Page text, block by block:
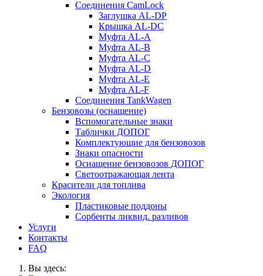
Соединения CamLock
Заглушка AL-DP
Крышка AL-DC
Муфта AL-A
Муфта AL-B
Муфта AL-C
Муфта AL-D
Муфта AL-E
Муфта AL-F
Соединения TankWagen
Бензовозы (оснащение)
Вспомогательные знаки
Таблички ДОПОГ
Комплектующие для бензовозов
Знаки опасности
Оснащение бензовозов ДОПОГ
Светоотражающая лента
Красители для топлива
Экология
Пластиковые поддоны
Сорбенты ликвид. разливов
Услуги
Контакты
FAQ
Вы здесь: